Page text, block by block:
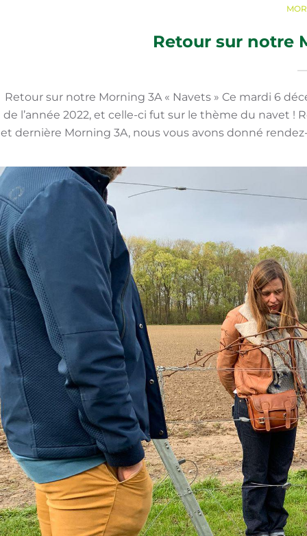
Retour sur notre
Retour sur notre Morning 3A « Navets » Ce mardi 6
de l’année 2022, et celle-ci fut sur le thème du navet !
et dernière Morning 3A, nous vous avons donné